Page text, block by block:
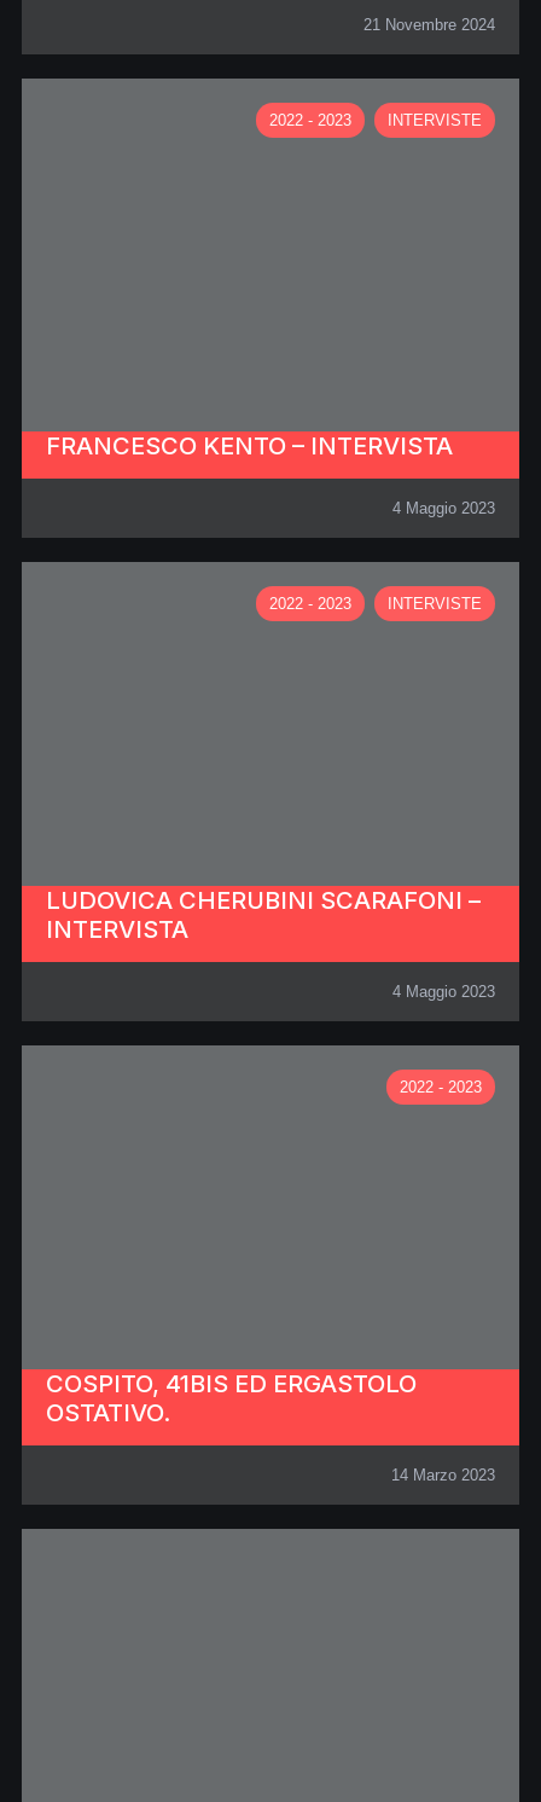
21 Novembre 2024
2022 - 2023 INTERVISTE
FRANCESCO KENTO – INTERVISTA
4 Maggio 2023
2022 - 2023 INTERVISTE
LUDOVICA CHERUBINI SCARAFONI –
INTERVISTA
4 Maggio 2023
2022 - 2023
COSPITO, 41BIS ED ERGASTOLO
OSTATIVO.
14 Marzo 2023